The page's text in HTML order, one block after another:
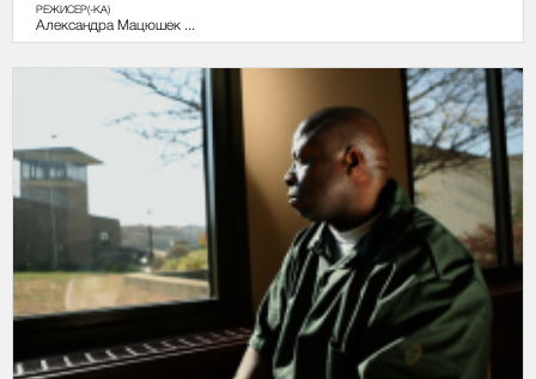
РЕЖИСЕР(-КА)
Александра Мацюшек ...